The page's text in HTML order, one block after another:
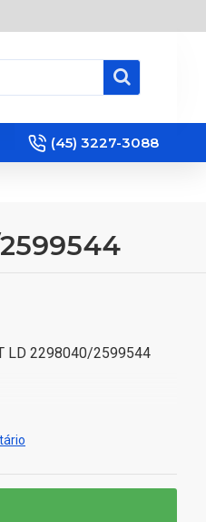
(45) 3227-3088
LD 2298040/2599544